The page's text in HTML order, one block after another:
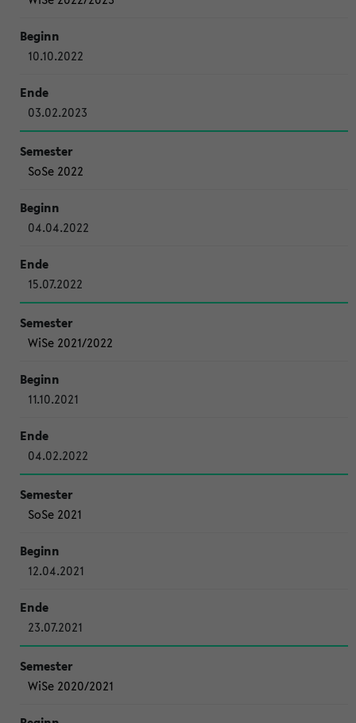
10.10.2022
03.02.2023
SoSe 2022
04.04.2022
15.07.2022
WiSe 2021/2022
11.10.2021
04.02.2022
SoSe 2021
12.04.2021
23.07.2021
WiSe 2020/2021